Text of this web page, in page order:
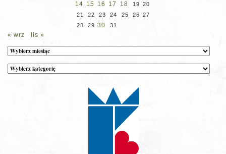
14 15 16 17 18 19 20
21
22 23 24 25 26 27
28
29 30 31
« wrz lis »
Archiwum
Kategorie
wpisów